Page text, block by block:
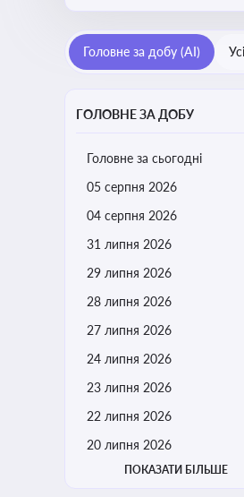
Головне за добу (AI)
ГОЛОВНЕ ЗА ДОБУ
Головне за сьогодні
05 серпня 2026
04 серпня 2026
31 липня 2026
29 липня 2026
28 липня 2026
27 липня 2026
24 липня 2026
23 липня 2026
22 липня 2026
20 липня 2026
ПОКАЗАТИ БІЛЬШЕ